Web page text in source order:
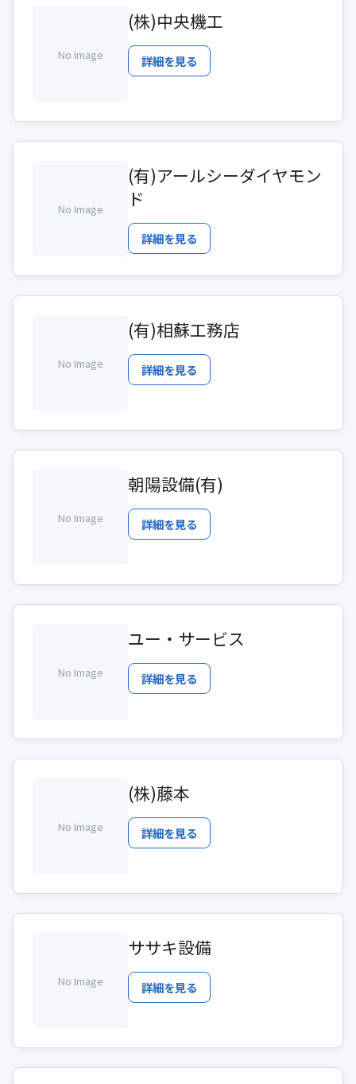
No Image
(株)中央機工
詳細を見る
No Image
(有)アールシーダイヤモン
ド
詳細を見る
No Image
(有)相蘇工務店
詳細を見る
No Image
朝陽設備(有)
詳細を見る
No Image
ユー・サービス
詳細を見る
No Image
(株)藤本
詳細を見る
No Image
ササキ設備
詳細を見る